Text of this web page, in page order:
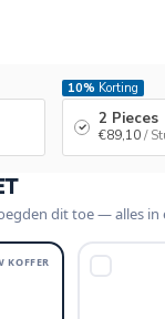
10% Korting
2 Pieces
€89,10/
dit toe — alles in
KOFFER